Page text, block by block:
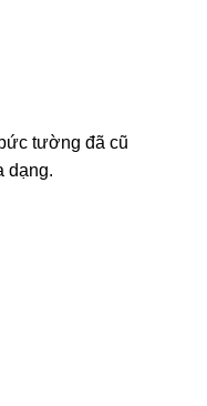
tường đã cũ
dạng.